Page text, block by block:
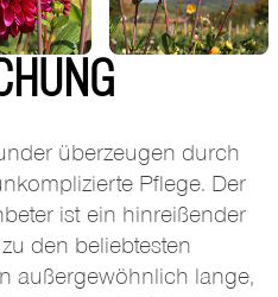
überzeugen durch
Pflege. Der
ist ein hinreißender
den beliebtesten
außergewöhnlich lange,